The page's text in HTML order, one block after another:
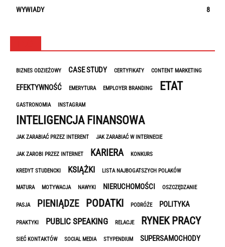
WYWIADY
8
BIZNES ODZIEŻOWY CASE STUDY CERTYFIKATY CONTENT MARKETING
EFEKTYWNOŚĆ EMERYTURA EMPLOYER BRANDING ETAT
GASTRONOMIA INSTAGRAM
INTELIGENCJA FINANSOWA
JAK ZARABIAĆ PRZEZ INTERENT JAK ZARABIAĆ W INTERNECIE
JAK ZAROBI PRZEZ INTERNET KARIERA KONKURS
KREDYT STUDENCKI KSIĄŻKI LISTA NAJBOGATSZYCH POLAKÓW
MATURA MOTYWACJA NAWYKI NIERUCHOMOŚCI OSZCZĘDZANIE
PASJA PIENIĄDZE PODATKI PODRÓŻE POLITYKA
PRAKTYKI PUBLIC SPEAKING RELACJE RYNEK PRACY
SIEĆ KONTAKTÓW SOCIAL MEDIA STYPENDIUM SUPERSAMOCHODY